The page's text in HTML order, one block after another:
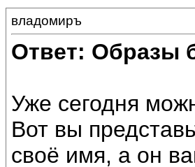
владомиръ
Ответ: Образы
Уже сегодня
Вот вы
своё имя, а он